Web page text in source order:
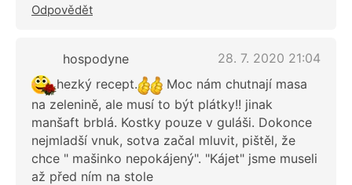
Odpovědět
hospodyne
28. 7. 2020 21:04
hezký recept.
Moc nám chutnají masa
na zelenině, ale musí to být plátky!! jinak
manšaft brblá. Kostky pouze v guláši. Dokonce
nejmladší vnuk, sotva začal mluvit, pištěl, že
chce " mašinko nepokájený". "Kájet" jsme museli
až před ním na stole